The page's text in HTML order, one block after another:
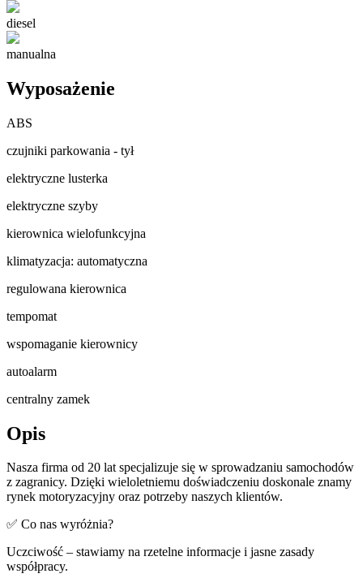
diesel
manualna
Wyposażenie
ABS
czujniki parkowania - tył
elektryczne lusterka
elektryczne szyby
kierownica wielofunkcyjna
klimatyzacja: automatyczna
regulowana kierownica
tempomat
wspomaganie kierownicy
autoalarm
centralny zamek
Opis
Nasza firma od 20 lat specjalizuje się w sprowadzaniu samochodów
z zagranicy. Dzięki wieloletniemu doświadczeniu doskonale znamy
rynek motoryzacyjny oraz potrzeby naszych klientów.
✅ Co nas wyróżnia?
Uczciwość – stawiamy na rzetelne informacje i jasne zasady
współpracy.